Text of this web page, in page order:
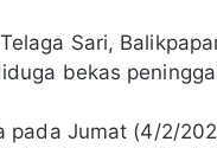
Sari,
bekas
Jumat (4/2/